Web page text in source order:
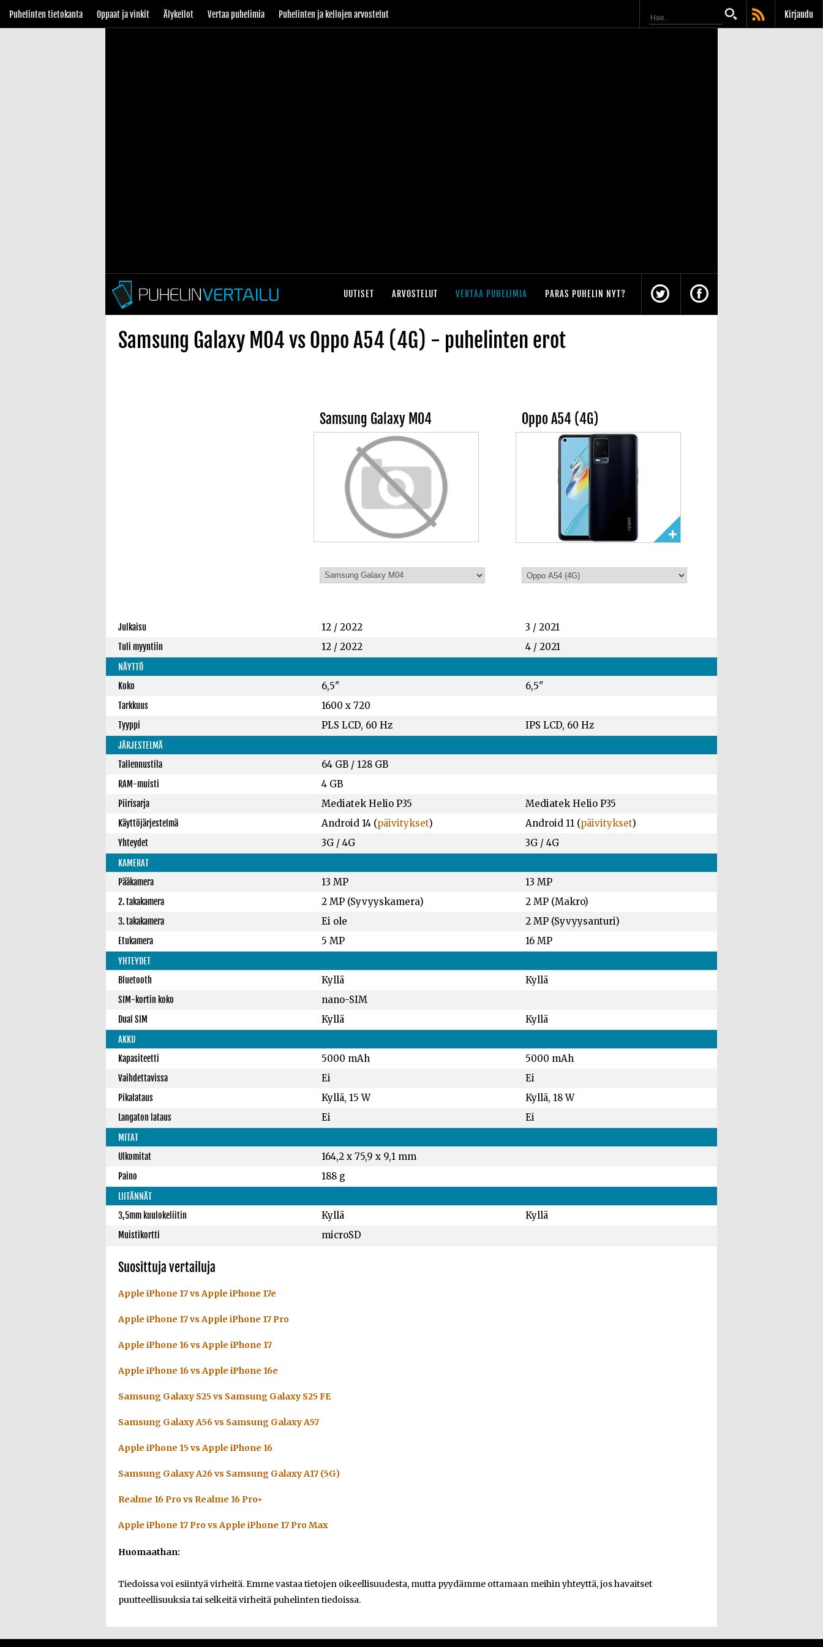
Puhelinten tietokanta Oppaat ja vinkit Älykellot Vertaa puhelimia Puhelinten ja kellojen arvostelut Kirjaudu
UUTISET ARVOSTELUT VERTAA PUHELIMIA PARAS PUHELIN NYT?
Samsung Galaxy M04 vs Oppo A54 (4G) - puhelinten erot
Samsung Galaxy M04 Oppo A54 (4G)
Julkaisu 12 / 2022 3 / 2021
Tuli myyntiin 12 / 2022 4 / 2021
NÄYTTÖ
Koko
6,5" 6,5"
Tarkkuus 1600 x 720
Tyyppi PLS LCD, 60 Hz IPS LCD, 60 Hz
JÄRJESTELMÄ
Tallennustila
64 GB /128 GB
RAM-muisti 4 GB
Piirisarja Mediatek Helio P35 Mediatek Helio P35
Käyttöjärjestelmä Android 14 (päivitykset) Android 11 (päivitykset)
Yhteydet 3G / 4G 3G / 4G
KAMERAT
Pääkamera
13 MP 13 MP
2. takakamera 2 MP (Syvyyskamera) 2 MP (Makro)
3. takakamera Ei ole 2 MP (Syvyysanturi)
Etukamera 5 MP 16 MP
YHTEYDET
Bluetooth
Kyllä Kyllä
SIM-kortin koko nano-SIM
Dual SIM Kyllä Kyllä
AKKU
Kapasiteetti
5000 mAh 5000 mAh
Vaihdettavissa Ei Ei
Pikalataus Kyllä, 15 W Kyllä, 18 W
Langaton lataus Ei Ei
MITAT
Ulkomitat
164,2 x 75,9 x 9,1 mm
Paino 188 g
LIITÄNNÄT
3,5mm kuulokeliitin
Kyllä Kyllä
Muistikortti microSD
Suosittuja vertailuja
Apple iPhone 17 vs Apple iPhone 17e
Apple iPhone 17 vs Apple iPhone 17 Pro
Apple iPhone 16 vs Apple iPhone 17
Apple iPhone 16 vs Apple iPhone 16e
Samsung Galaxy S25 vs Samsung Galaxy S25 FE
Samsung Galaxy A56 vs Samsung Galaxy A57
Apple iPhone 15 vs Apple iPhone 16
Samsung Galaxy A26 vs Samsung Galaxy A17 (5G)
Realme 16 Pro vs Realme 16 Pro+
Apple iPhone 17 Pro vs Apple iPhone 17 Pro Max
Huomaathan:
Tiedoissa voi esiintyä virheitä. Emme vastaa tietojen oikeellisuudesta, mutta pyydämme ottamaan meihin yhteyttä, jos havaitset
puutteellisuuksia tai selkeitä virheitä puhelinten tiedoissa.